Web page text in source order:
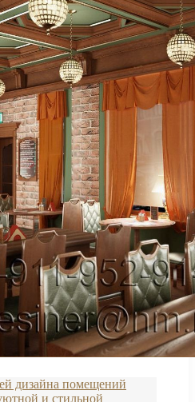
дизайна помещений
и стильной